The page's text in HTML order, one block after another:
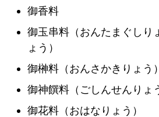
御香料
御玉串料（おんたまぐしり
ょう）
御榊料（おんさかきりょう）
御神饌料（ごしんせんりょ
御花料（おはなりょう）